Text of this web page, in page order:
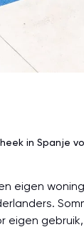
in Spanje
eigen
eigen